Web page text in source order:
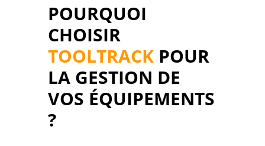
POURQUOI
CHOISIR
TOOLTRACK POUR
LA GESTION DE
VOS ÉQUIPEMENTS
?